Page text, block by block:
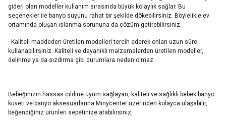
gideri olan modeller kullanım sırasında büyük kolaylık sağlar. Bu
seçenekler ile banyo suyunu rahat bir şekilde dökebilirsiniz. Böylelikle ev
ortamında oluşan ıslanma sorununa da çözüm getirebilirsiniz.
· Kaliteli maddeden üretilen modelleri tercih ederek onları uzun süre
kullanabilirsiniz. Kaliteli ve dayanıklı malzemelerden üretilen modeller,
delinme ya da sızdırma gibi durumlara neden olmaz.
Bebeğinizin hassas cildine uyum sağlayan, kaliteli ve sağlıklı bebek banyo
küveti ve banyo aksesuarlarına Minycenter üzerinden kolayca ulaşabilir,
beğendiğiniz ürünleri sepetinize atabilirsiniz.